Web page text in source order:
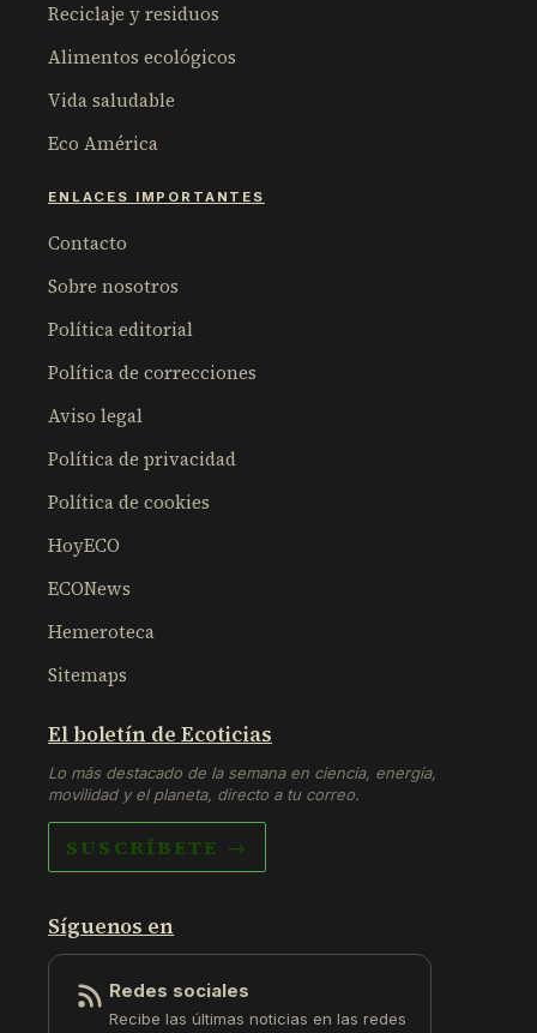
Reciclaje y residuos
Alimentos ecológicos
Vida saludable
Eco América
ENLACES IMPORTANTES
Contacto
Sobre nosotros
Política editorial
Política de correcciones
Aviso legal
Política de privacidad
Política de cookies
HoyECO
ECONews
Hemeroteca
Sitemaps
El boletín de Ecoticias
Lo más destacado de la semana en ciencia, energía,
movilidad y el planeta, directo a tu correo.
SUSCRÍBETE →
Síguenos en
Redes sociales
Recibe las últimas noticias en las redes